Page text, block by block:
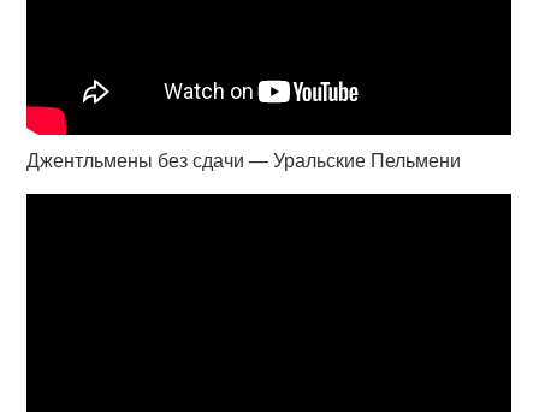
Джентльмены без сдачи — Уральские Пельмени